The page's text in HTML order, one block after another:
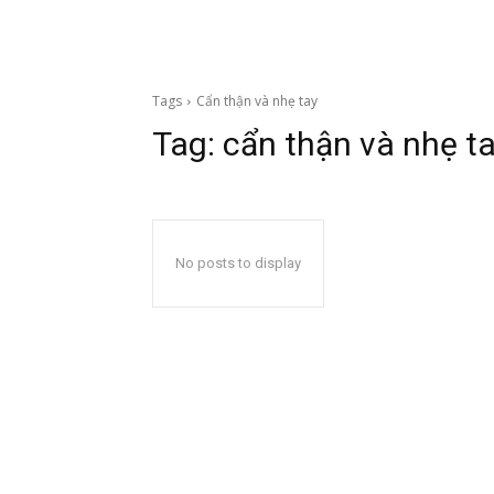
Tags Cẩn thận và nhẹ tay
Tag: cẩn thận và nhẹ
No posts to display